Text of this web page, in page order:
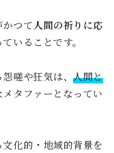
つて人間の祈りに応
いることです。
嗟や狂気は、人間と
タファーとなってい
化的・地域的背景を